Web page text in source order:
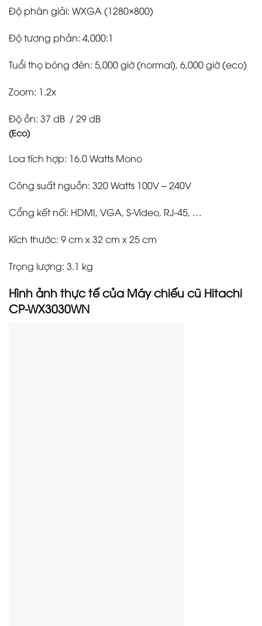
Độ phân giải: WXGA (1280×800)
Độ tương phản: 4,000:1
Tuổi thọ bóng đèn: 5,000 giờ (normal), 6,000 giờ (eco)
Zoom: 1.2x
Độ ồn: 37 dB / 29 dB
(Eco)
Loa tích hợp: 16.0 Watts Mono
Công suất nguồn: 320 Watts 100V – 240V
Cổng kết nối: HDMI, VGA, S-Video, RJ-45, …
Kích thước: 9 cm x 32 cm x 25 cm
Trọng lượng: 3.1 kg
Hình ảnh thực tế của Máy chiếu cũ Hitachi
CP-WX3030WN